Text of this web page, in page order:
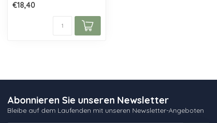
oder ...
€18,40
Abonnieren Sie unseren Newsletter
Bleibe auf dem Laufenden mit unseren Newsletter-Angeboten